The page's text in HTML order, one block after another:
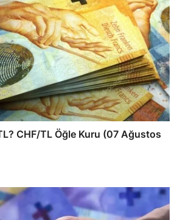
CHF/TL Öğle Kuru (07 Ağustos